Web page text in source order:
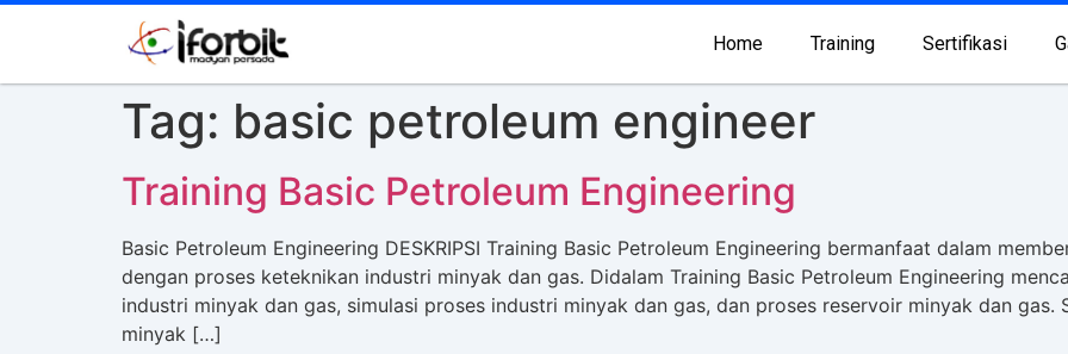
Home Training Sertifikasi
Tag: basic petroleum engineer
Training Basic Petroleum Engineering
Basic Petroleum Engineering DESKRIPSI Training Basic Petroleum Engineering bermanfaat dalam
dengan proses keteknikan industri minyak dan gas. Didalam Training Basic Petroleum Engineering
industri minyak dan gas, simulasi proses industri minyak dan gas, dan proses reservoir minyak dan gas.
minyak […]